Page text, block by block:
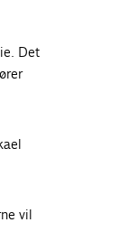
Det
vil